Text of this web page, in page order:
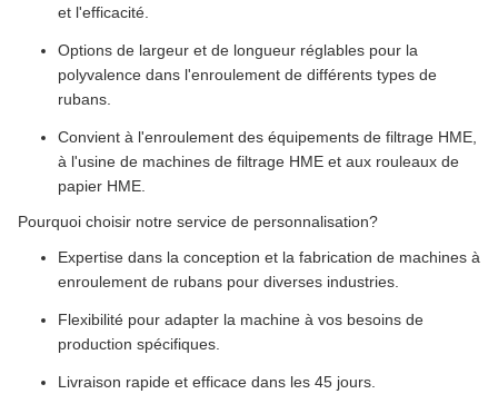
et l'efficacité.
Options de largeur et de longueur réglables pour la
polyvalence dans l'enroulement de différents types de
rubans.
Convient à l'enroulement des équipements de filtrage HME,
à l'usine de machines de filtrage HME et aux rouleaux de
papier HME.
Pourquoi choisir notre service de personnalisation?
Expertise dans la conception et la fabrication de machines à
enroulement de rubans pour diverses industries.
Flexibilité pour adapter la machine à vos besoins de
production spécifiques.
Livraison rapide et efficace dans les 45 jours.